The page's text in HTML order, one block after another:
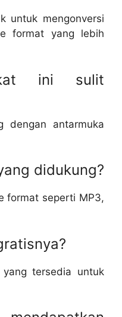
untuk mengonversi
format yang lebih
ini sulit
dengan antarmuka
didukung?
format seperti MP3,
tersedia untuk